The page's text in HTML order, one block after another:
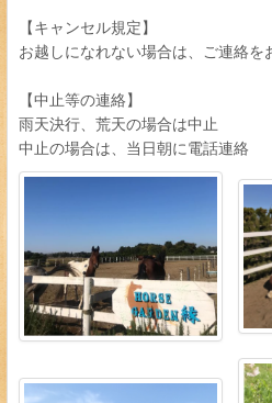
【キャンセル規定】
お越しになれない場合は、ご連絡を
【中止等の連絡】
雨天決行、荒天の場合は中止
中止の場合は、当日朝に電話連絡